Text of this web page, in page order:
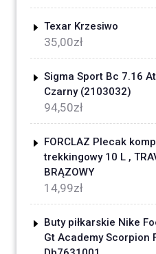
Texar Krzesiwo
35,00zł
Sigma Sport Bc 7.16
Czarny (2103032)
94,50zł
FORCLAZ Plecak
trekkingowy 10 L ,
BRĄZOWY
14,99zł
Buty piłkarskie Nike
Gt Academy Scorpion